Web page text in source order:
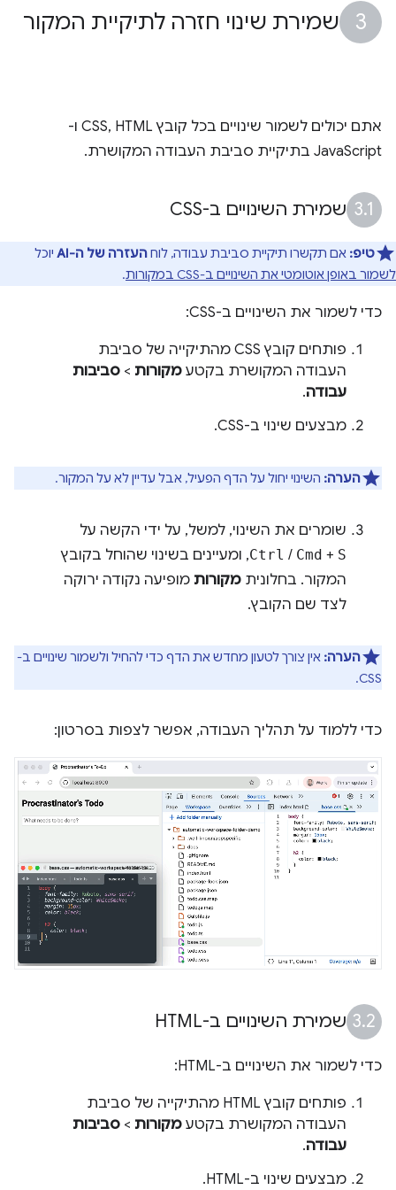
שמירת שינוי חזרה לתיקיית המקור
אתם יכולים לשמור שינויים בכל קובץ CSS, HTML ו-
JavaScript בתיקיית סביבת העבודה המקושרת.
שמירת השינויים ב-CSS
טיפ: אם תקשרו תיקיית סביבת עבודה, לוחהעזרה של ה-AI
יוכל
לשמור באופן אוטומטי את השינויים ב-CSS במקורות
.
כדי לשמור את השינויים ב-CSS:
פותחים קובץ CSS מהתיקייה של סביבת
העבודה המקושרת בקטע מקורות > סביבות
עבודה.
מבצעים שינוי ב-CSS.
הערה: השינוי יחול על הדף הפעיל, אבל עדיין לא על המקור.
שומרים את השינוי, למשל, על ידי הקשה על
Ctrl / Cmd + S
, ומעיינים בשינוי שהוחל בקובץ
המקור. בחלונית מקורות מופיעה נקודה ירוקה
לצד שם הקובץ.
הערה: אין צורך לטעון מחדש את הדף כדי להחיל ולשמור שינויים ב-
CSS.
כדי ללמוד על תהליך העבודה, אפשר לצפות בסרטון:
שמירת השינויים ב-HTML
כדי לשמור את השינויים ב-HTML:
פותחים קובץ HTML מהתיקייה של סביבת
העבודה המקושרת בקטע מקורות > סביבות
עבודה.
מבצעים שינוי ב-HTML.